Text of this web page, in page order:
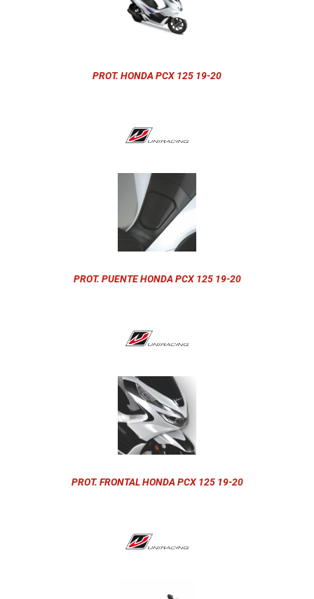
PROT. HONDA PCX 125 19-20
PROT. PUENTE HONDA PCX 125 19-20
PROT. FRONTAL HONDA PCX 125 19-20